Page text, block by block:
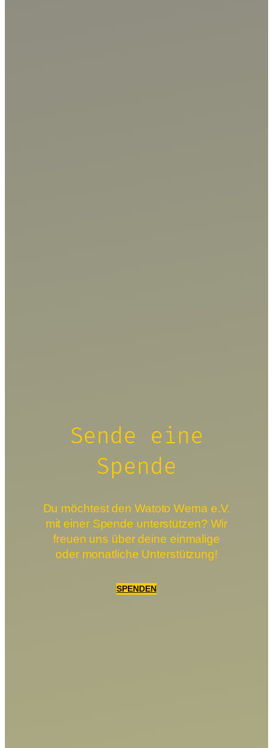
Sende eine
Spende
Du möchtest den Watoto Wema e.V.
mit einer Spende unterstützen? Wir
freuen uns über deine einmalige
oder monatliche Unterstützung!
SPENDEN